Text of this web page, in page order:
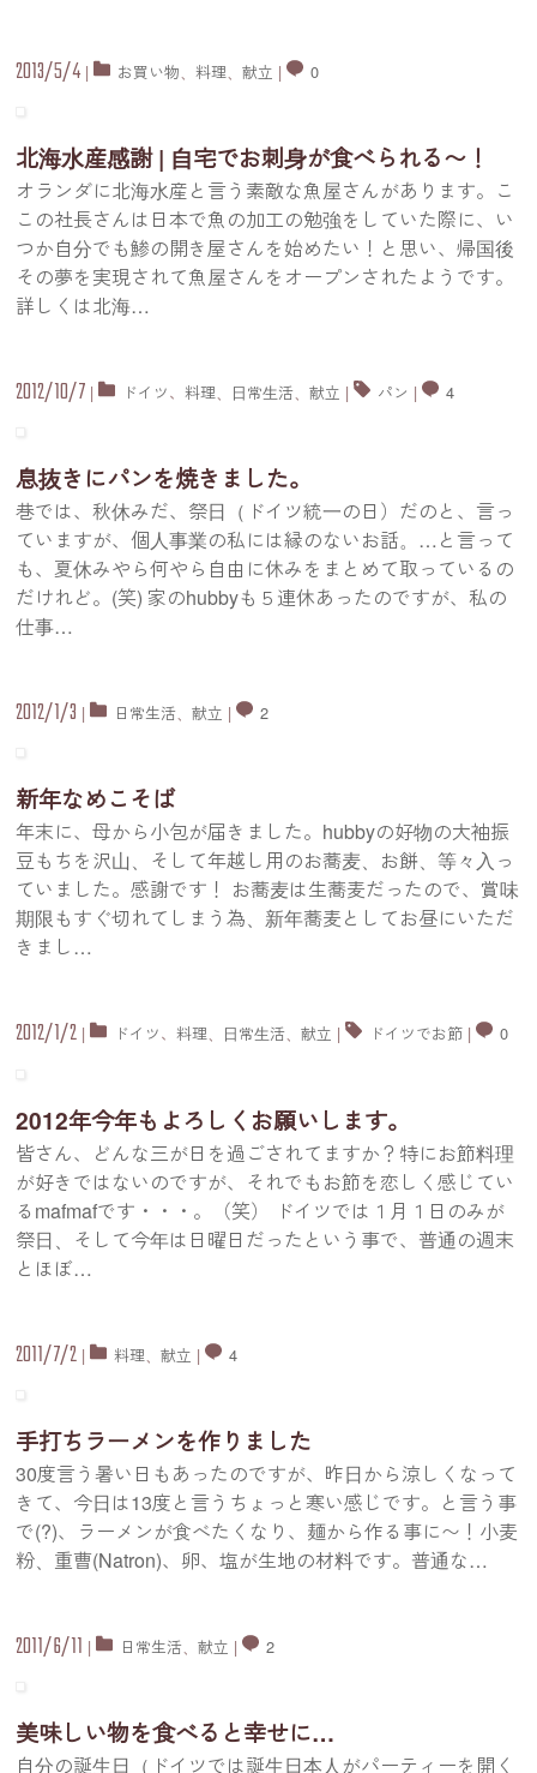
2013/5/4 | お買い物 、料理 、献立 | 0
北海水産感謝 | 自宅でお刺身が食べられる〜！
オランダに北海水産と言う素敵な魚屋さんがあります。こ
この社長さんは日本で魚の加工の勉強をしていた際に、い
つか自分でも鯵の開き屋さんを始めたい！と思い、帰国後
その夢を実現されて魚屋さんをオープンされたようです。
詳しくは北海…
2012/10/7 | ドイツ、料理、 日常生活、献立 | パン | 4
息抜きにパンを焼きました。
巷では、秋休みだ、祭日（ドイツ統一の日）だのと、言っ
ていますが、個人事業の私には縁のないお話。…と言って
も、夏休みやら何やら自由に休みをまとめて取っているの
だけれど。(笑) 家のhubbyも５連休あったのですが、私の
仕事…
2012/1/3 | 日常生活、献立 | 2
新年なめこそば
年末に、母から小包が届きました。hubbyの好物の大袖振
豆もちを沢山、そして年越し用のお蕎麦、お餅、等々入っ
ていました。感謝です！ お蕎麦は生蕎麦だったので、賞味
期限もすぐ切れてしまう為、新年蕎麦としてお昼にいただ
きまし…
2012/1/2 | ドイツ、料理、 日常生活、献立 | ドイツでお節 | 0
2012年今年もよろしくお願いします。
皆さん、どんな三が日を過ごされてますか？特にお節料理
が好きではないのですが、それでもお節を恋しく感じてい
るmafmafです・・・。（笑） ドイツでは１月１日のみが
祭日、そして今年は日曜日だったという事で、普通の週末
とほぼ…
2011/7/2 | 料理 、献立 | 4
手打ちラーメンを作りました
30度言う暑い日もあったのですが、昨日から涼しくなって
きて、今日は13度と言うちょっと寒い感じです。と言う事
で(?)、ラーメンが食べたくなり、麺から作る事に〜！小麦
粉、重曹(Natron)、卵、塩が生地の材料です。普通な…
2011/6/11 | 日常生活 、献立 | 2
美味しい物を食べると幸せに…
自分の誕生日（ドイツでは誕生日本人がパーティーを開く